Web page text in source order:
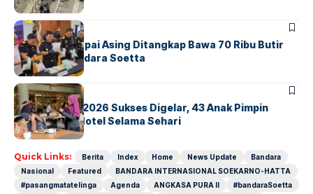
BANDARA BERITA
Kopilot Maskapai Asing Ditangkap Bawa 70 Ribu Butir
Ekstasi di Bandara Soetta
BERITAINDEX
GM For A Day 2026 Sukses Digelar, 43 Anak Pimpin
Operasional Hotel Selama Sehari
Quick Links: Berita Index Home News Update
Bandara
Nasional
Featured
BANDARA INTERNASIONAL SOEKARNO-HATTA
#pasangmatatelinga
Agenda ANGKASA PURA II
#bandaraSoetta